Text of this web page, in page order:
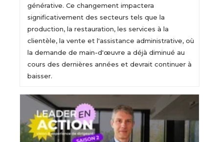
générative. Ce changement impactera
significativement des secteurs tels que la
production, la restauration, les services à la
clientèle, la vente et l'assistance administrative, où
la demande de main-d'œuvre a déjà diminué au
cours des dernières années et devrait continuer à
baisser.